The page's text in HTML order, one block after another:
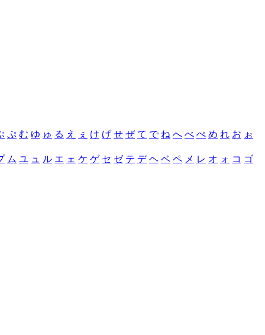
ぷ む ゆ ゅ る え ぇ け げ せ ぜ て で ね へ べ ぺ め れ お ぉ
ム ユ ュ ル エ ェ ケ ゲ セ ゼ テ デ ヘ ベ ペ メ レ オ ォ コ ゴ